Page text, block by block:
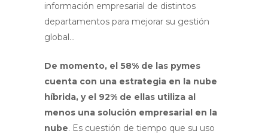
información empresarial de distintos
departamentos para mejorar su gestión
global…
De momento, el 58% de las pymes
cuenta con una estrategia en la nube
híbrida, y el 92% de ellas utiliza al
menos una solución empresarial en la
nube. Es cuestión de tiempo que su uso